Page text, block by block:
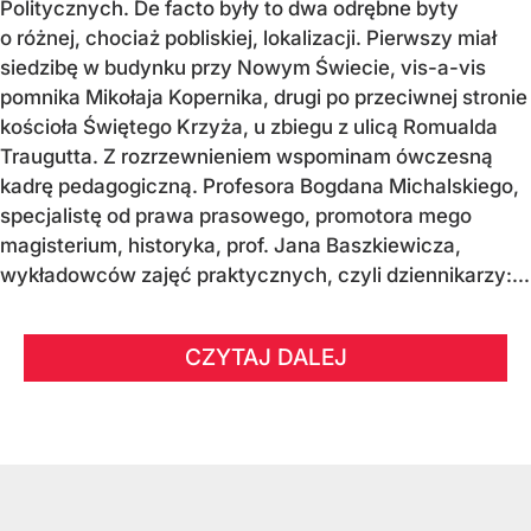
Politycznych. De facto były to dwa odrębne byty
o różnej, chociaż pobliskiej, lokalizacji. Pierwszy miał
siedzibę w budynku przy Nowym Świecie, vis-a-vis
pomnika Mikołaja Kopernika, drugi po przeciwnej stronie
kościoła Świętego Krzyża, u zbiegu z ulicą Romualda
Traugutta. Z rozrzewnieniem wspominam ówczesną
kadrę pedagogiczną. Profesora Bogdana Michalskiego,
specjalistę od prawa prasowego, promotora mego
magisterium, historyka, prof. Jana Baszkiewicza,
wykładowców zajęć praktycznych, czyli dziennikarzy:...
CZYTAJ DALEJ